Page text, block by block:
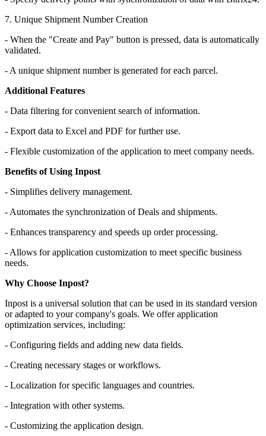
7. Unique Shipment Number Creation
- When the "Create and Pay" button is pressed, data is automatically
validated.
- A unique shipment number is generated for each parcel.
Additional Features
- Data filtering for convenient search of information.
- Export data to Excel and PDF for further use.
- Flexible customization of the application to meet company needs.
Benefits of Using Inpost
- Simplifies delivery management.
- Automates the synchronization of Deals and shipments.
- Enhances transparency and speeds up order processing.
- Allows for application customization to meet specific business
needs.
Why Choose Inpost?
Inpost is a universal solution that can be used in its standard version
or adapted to your company's goals. We offer application
optimization services, including:
- Configuring fields and adding new data fields.
- Creating necessary stages or workflows.
- Localization for specific languages and countries.
- Integration with other systems.
- Customizing the application design.